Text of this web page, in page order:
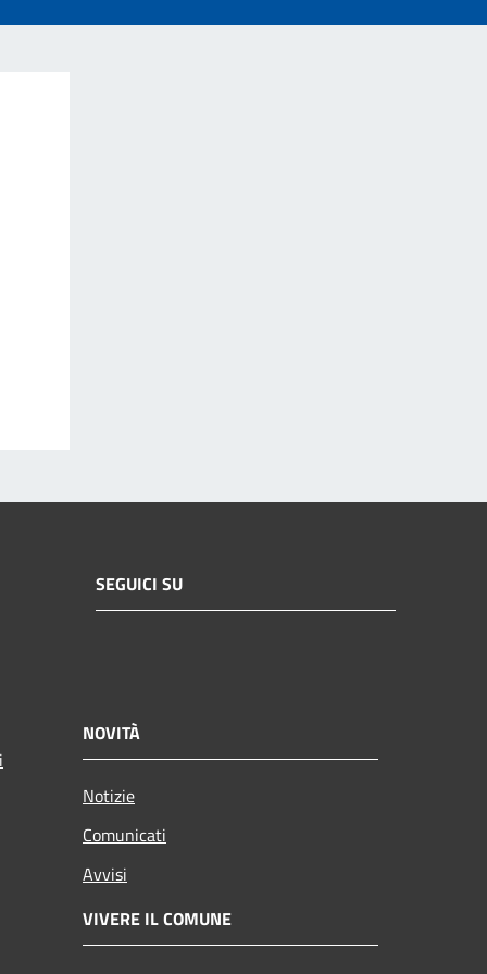
SEGUICI SU
NOVITÀ
Notizie
Comunicati
Avvisi
VIVERE IL COMUNE